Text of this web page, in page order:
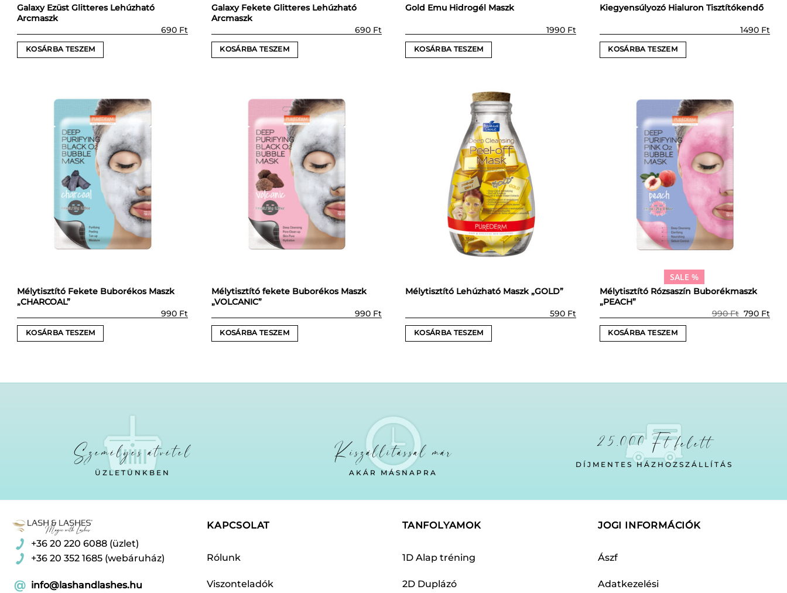
Galaxy Ezüst Glitteres Lehúzható
Arcmaszk
690 Ft
KOSÁRBA TESZEM
Galaxy Fekete Glitteres Lehúzható
Arcmaszk
690 Ft
KOSÁRBA TESZEM
Gold Emu Hidrogél Maszk
1990 Ft
KOSÁRBA TESZEM
Kiegyensúlyozó Hialuron Tisztítókendő
1490 Ft
KOSÁRBA TESZEM
Mélytisztító Fekete Buborékos Maszk
„CHARCOAL”
990 Ft
KOSÁRBA TESZEM
Mélytisztító fekete Buborékos Maszk
„VOLCANIC”
990 Ft
KOSÁRBA TESZEM
Mélytisztító Lehúzható Maszk „GOLD”
590 Ft
KOSÁRBA TESZEM
SALE %
Mélytisztító Rózsaszín Buborékmaszk
„PEACH”
990Ft Prețul
inițial
790 Ft
KOSÁRBA TESZEM
Személyes átvétel
ÜZLETÜNKBEN
Kiszállítással már
AKÁR MÁSNAPRA
25.000 Ft felett
DÍJMENTES HÁZHOZSZÁLLÍTÁS
+36 20 220 6088 (üzlet)
+36 20 352 1685 (webáruház)
info@lashandlashes.hu
KAPCSOLAT
Rólunk
Viszonteladók
TANFOLYAMOK
1D Alap tréning
2D Duplázó
JOGI INFORMÁCIÓK
Ászf
Adatkezelési